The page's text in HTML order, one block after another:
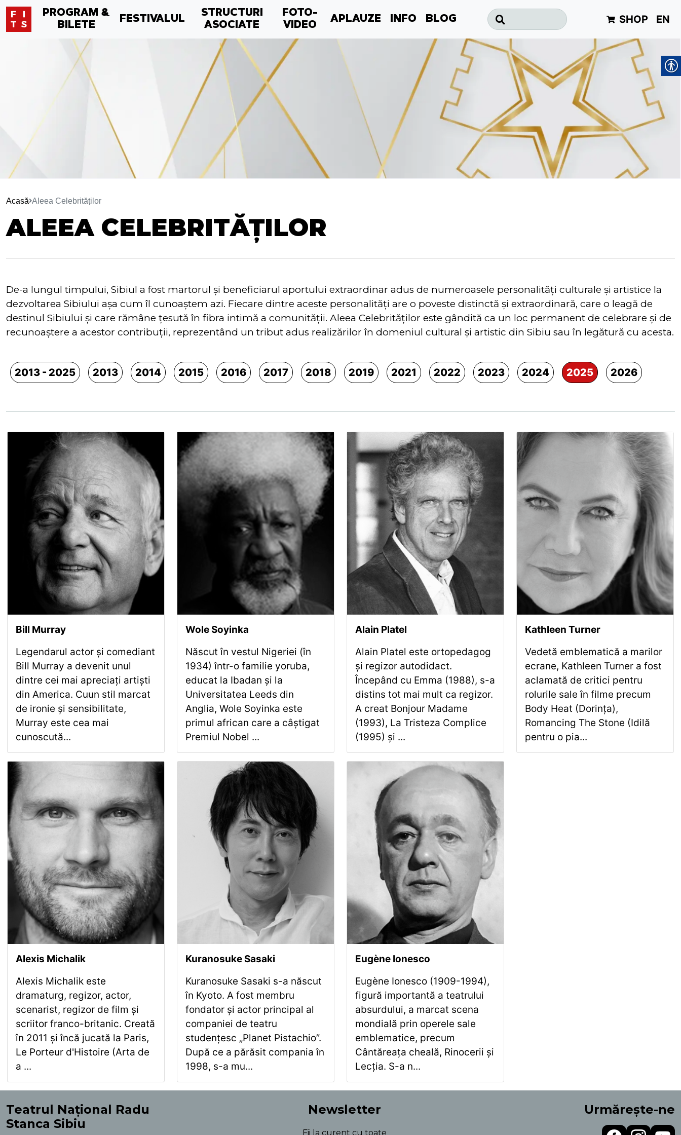
PROGRAM &
BILETE
FESTIVALUL
STRUCTURI
ASOCIATE
FOTO-
VIDEO
APLAUZE INFO BLOG SHOP EN
Acasă Aleea Celebrităților
ALEEA CELEBRITĂȚILOR
De-a lungul timpului, Sibiul a fost martorul şi beneficiarul aportului extraordinar adus de numeroasele personalităţi culturale şi artistice la
dezvoltarea Sibiului aşa cum îl cunoaştem azi. Fiecare dintre aceste personalităţi are o poveste distinctă şi extraordinară, care o leagă de
destinul Sibiului şi care rămâne ţesută în fibra intimă a comunităţii. Aleea Celebrităţilor este gândită ca un loc permanent de celebrare și de
recunoaştere a acestor contribuţii, reprezentând un tribut adus realizărilor în domeniul cultural și artistic din Sibiu sau în legătură cu acesta.
2013 - 2025 2013 2014 2015 2016 2017 2018 2019 2021 2022 2023 2024 2025 2026
Bill Murray
Legendarul actor și comediant
Bill Murray a devenit unul
dintre cei mai apreciați artiști
din America. Cuun stil marcat
de ironie și sensibilitate,
Murray este cea mai
cunoscută...
Wole Soyinka
Născut în vestul Nigeriei (în
1934) într-o familie yoruba,
educat la Ibadan și la
Universitatea Leeds din
Anglia, Wole Soyinka este
primul african care a câștigat
Premiul Nobel ...
Alain Platel
Alain Platel este ortopedagog
și regizor autodidact.
Începând cu Emma (1988), s-a
distins tot mai mult ca regizor.
A creat Bonjour Madame
(1993), La Tristeza Complice
(1995) și ...
Kathleen Turner
Vedetă emblematică a marilor
ecrane, Kathleen Turner a fost
aclamată de critici pentru
rolurile sale în filme precum
Body Heat (Dorința),
Romancing The Stone (Idilă
pentru o pia...
Alexis Michalik
Alexis Michalik este
dramaturg, regizor, actor,
scenarist, regizor de film și
scriitor franco-britanic. Creată
în 2011 și încă jucată la Paris,
Le Porteur d'Histoire (Arta de
a ...
Kuranosuke Sasaki
Kuranosuke Sasaki s-a născut
în Kyoto. A fost membru
fondator și actor principal al
companiei de teatru
studențesc „Planet Pistachio”.
După ce a părăsit compania în
1998, s-a mu...
Eugène Ionesco
Eugène Ionesco (1909-1994),
figură importantă a teatrului
absurdului, a marcat scena
mondială prin operele sale
emblematice, precum
Cântăreața cheală, Rinocerii și
Lecția. S-a n...
Teatrul Național Radu
Stanca Sibiu
Newsletter
Fii la curent cu toate
Urmărește-ne